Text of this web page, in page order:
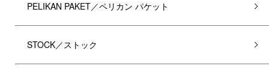
PELIKAN PAKET／ペリカン パケット
STOCK／ストック